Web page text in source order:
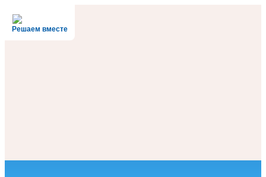
Решаем вместе